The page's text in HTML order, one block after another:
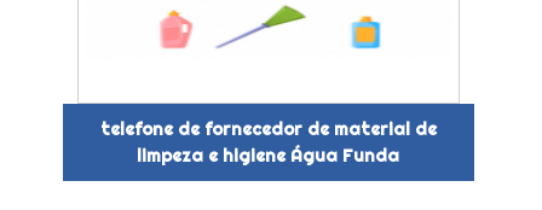
telefone de fornecedor de material de
limpeza e higiene Água Funda